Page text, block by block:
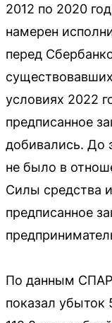
2012 по 2020
намерен
перед
условиях 2022
предписанное
добивались. До
не было в
Силы средства
предписанное
По данным
показал убыток